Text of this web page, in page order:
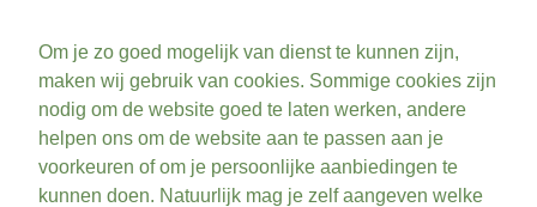
Om je zo goed mogelijk van dienst te kunnen zijn,
maken wij gebruik van cookies. Sommige cookies zijn
nodig om de website goed te laten werken, andere
helpen ons om de website aan te passen aan je
voorkeuren of om je persoonlijke aanbiedingen te
kunnen doen. Natuurlijk mag je zelf aangeven welke